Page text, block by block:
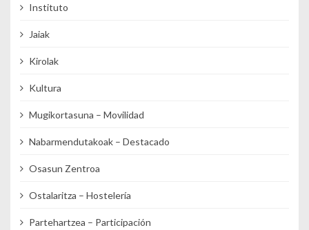
Instituto
Jaiak
Kirolak
Kultura
Mugikortasuna – Movilidad
Nabarmendutakoak – Destacado
Osasun Zentroa
Ostalaritza – Hostelería
Partehartzea – Participación